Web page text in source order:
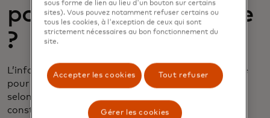
pour la cryptographie
?
L’informatique quantique ne posera pas de menace
pour la cryptographie avant au moins 10 à 20 ans,
selon les experts. Ces ordinateurs sont difficiles à
construire et à utiliser. Les modèles actuels
sous forme de lien au lieu d'un bouton sur certains
sites). Vous pouvez notamment refuser certains ou
tous les cookies, à l'exception de ceux qui sont
strictement nécessaires au bon fonctionnement du
site.
Accepter les cookies Tout refuser
Gérer les cookies